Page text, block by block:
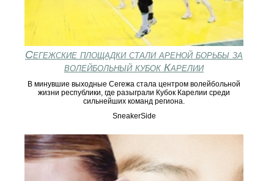
Сегежские площадки стали ареной борьбы за
волейбольный кубок Карелии
В минувшие выходные Сегежа стала центром волейбольной
жизни республики, где разыграли Кубок Карелии среди
сильнейших команд региона.
SneakerSide